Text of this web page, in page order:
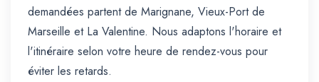
demandées partent de Marignane, Vieux-Port de
Marseille et La Valentine. Nous adaptons l'horaire et
l'itinéraire selon votre heure de rendez-vous pour
éviter les retards.